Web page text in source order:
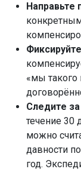
Направьте
«мы
Следите
течение 30
можно
давности
год.